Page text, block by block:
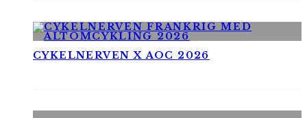
CYKELNERVEN X AOC 2026